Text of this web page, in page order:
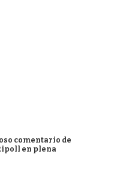
comentario de
en plena